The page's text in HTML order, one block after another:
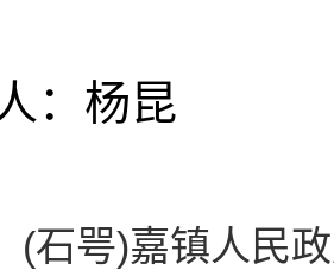
：杨昆
(石咢)嘉镇人民